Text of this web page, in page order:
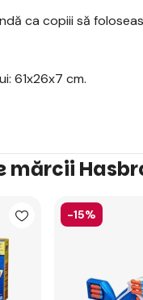
ca copiii să
61x26x7 cm.
mărcii
-15%